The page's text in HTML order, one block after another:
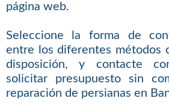
página web.
Seleccione la forma de
entre los diferentes métodos
disposición, y contacte
solicitar presupuesto sin
reparación de persianas en